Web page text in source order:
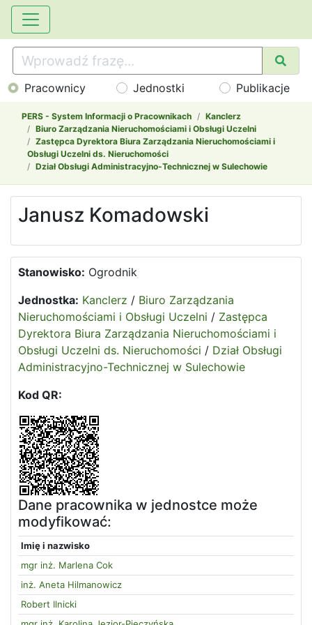
Pracownicy Jednostki Publikacje
PERS - System Informacji o Pracownikach
Kanclerz
Biuro Zarządzania Nieruchomościami i Obsługi Uczelni
Zastępca Dyrektora Biura Zarządzania Nieruchomościami i
Obsługi Uczelni ds. Nieruchomości
Dział Obsługi Administracyjno-Technicznej w Sulechowie
Janusz Komadowski
Stanowisko: Ogrodnik
Jednostka: Kanclerz / Biuro Zarządzania
Nieruchomościami i Obsługi Uczelni / Zastępca
Dyrektora Biura Zarządzania Nieruchomościami i
Obsługi Uczelni ds. Nieruchomości / Dział Obsługi
Administracyjno-Technicznej w Sulechowie
Kod QR:
Dane pracownika w jednostce może
modyfikować:
Imię i nazwisko
mgr inż. Marlena Cok
inż. Aneta Hilmanowicz
Robert Ilnicki